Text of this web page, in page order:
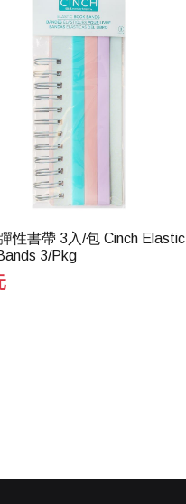
性書帶 3入/包 Cinch Elastic
3/Pkg